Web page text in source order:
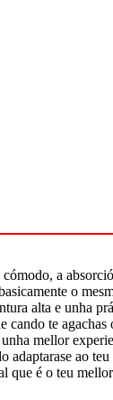
a
o
alta e unha
cando te
mellor
adaptarase ao
que é o teu